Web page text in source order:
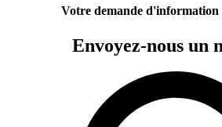
Votre demande d'information
Envoyez-nous un